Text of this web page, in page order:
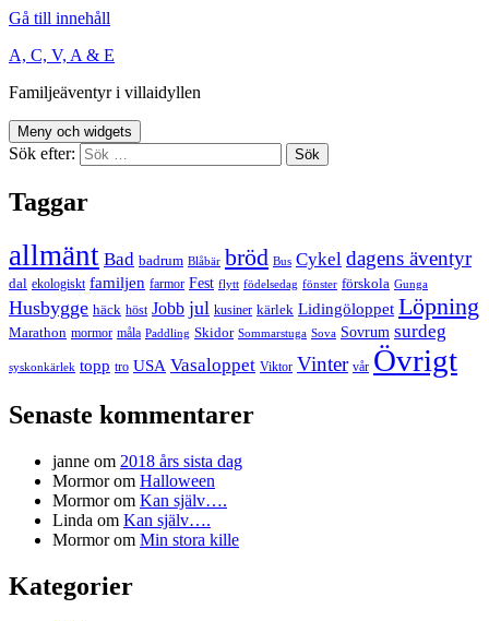
Gå till innehåll
A, C, V, A & E
Familjeäventyr i villaidyllen
Meny och widgets
Sök efter:
Taggar
allmänt Bad badrum Blåbär bröd Bus Cykel dagens äventyr
dal ekologiskt familjen farmor Fest flytt födelsedag fönster förskola Gunga
Husbygge häck höst Jobb jul kusiner kärlek Lidingöloppet Löpning
Marathon mormor måla Paddling Skidor Sommarstuga Sova Sovrum surdeg
syskonkärlek topp tro USA Vasaloppet Viktor Vinter vår Övrigt
Senaste kommentarer
janne om 2018 års sista dag
Mormorom Halloween
Mormorom Kan själv….
Linda om Kan själv….
Mormorom Min stora kille
Kategorier